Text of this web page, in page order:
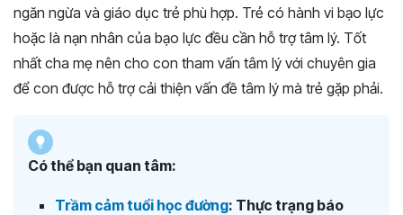
ngăn ngừa và giáo dục trẻ phù hợp. Trẻ có hành vi bạo lực
hoặc là nạn nhân của bạo lực đều cần hỗ trợ tâm lý. Tốt
nhất cha mẹ nên cho con tham vấn tâm lý với chuyên gia
để con được hỗ trợ cải thiện vấn đề tâm lý mà trẻ gặp phải.
Có thể bạn quan tâm:
Trầm cảm tuổi học đường: Thực trạng báo